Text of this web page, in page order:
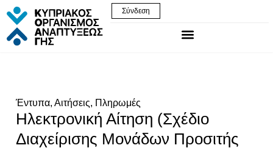
Σύνδεση
Έντυπα, Αιτήσεις, Πληρωμές
Ηλεκτρονική Αίτηση (Σχέδιο
Διαχείρισης Μονάδων Προσιτής